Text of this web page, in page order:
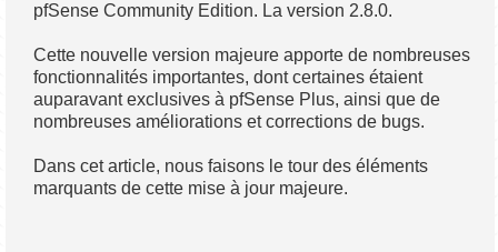
pfSense Community Edition. La version 2.8.0.
Cette nouvelle version majeure apporte de nombreuses
fonctionnalités importantes, dont certaines étaient
auparavant exclusives à pfSense Plus, ainsi que de
nombreuses améliorations et corrections de bugs.
Dans cet article, nous faisons le tour des éléments
marquants de cette mise à jour majeure.